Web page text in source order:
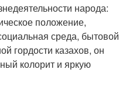
народа:
положение,
среда, бытовой
гордости казахов, он
колорит и яркую